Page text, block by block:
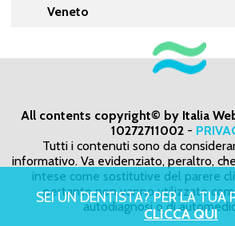
Veneto
All contents copyright© by Italia
10272711002 -
Tutti i contenuti sono da
informativo. Va evidenziato, peraltro,
intese come sostitutive del parere
pertanto non vanno utilizzate
autodiagnosi o di
SEI UN DENTISTA? PER LA TUA
CLICCA QUI